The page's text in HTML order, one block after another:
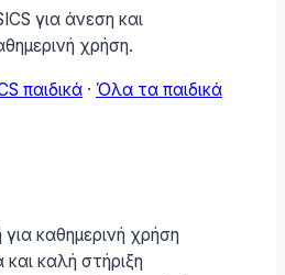
για άνεση και
χρήση.
παιδικά · Όλα τα παιδικά
καθημερινή χρήση
καλή στήριξη